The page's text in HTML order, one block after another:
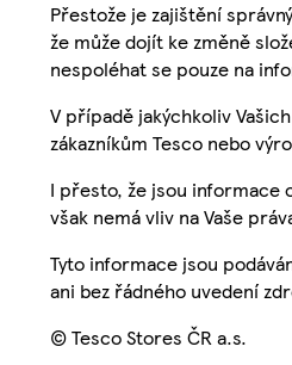
Přestože je zajištění
že může dojít ke změně
nespoléhat se pouze na
V případě jakýchkoliv
zákazníkům Tesco nebo
I přesto, že jsou informace
však nemá vliv na Vaše
Tyto informace jsou
ani bez řádného uvedení
© Tesco Stores ČR a.s.